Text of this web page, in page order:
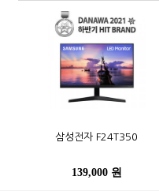
삼성전자 F24T350
139,000 원